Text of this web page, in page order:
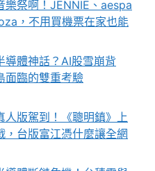
樂祭啊！JENNIE、aespa
，不用買機票在家也能
導體神話？AI股雪崩背
面臨的雙重考驗
人版駕到！《聰明鎮》上
，台版富江憑什麼讓全網